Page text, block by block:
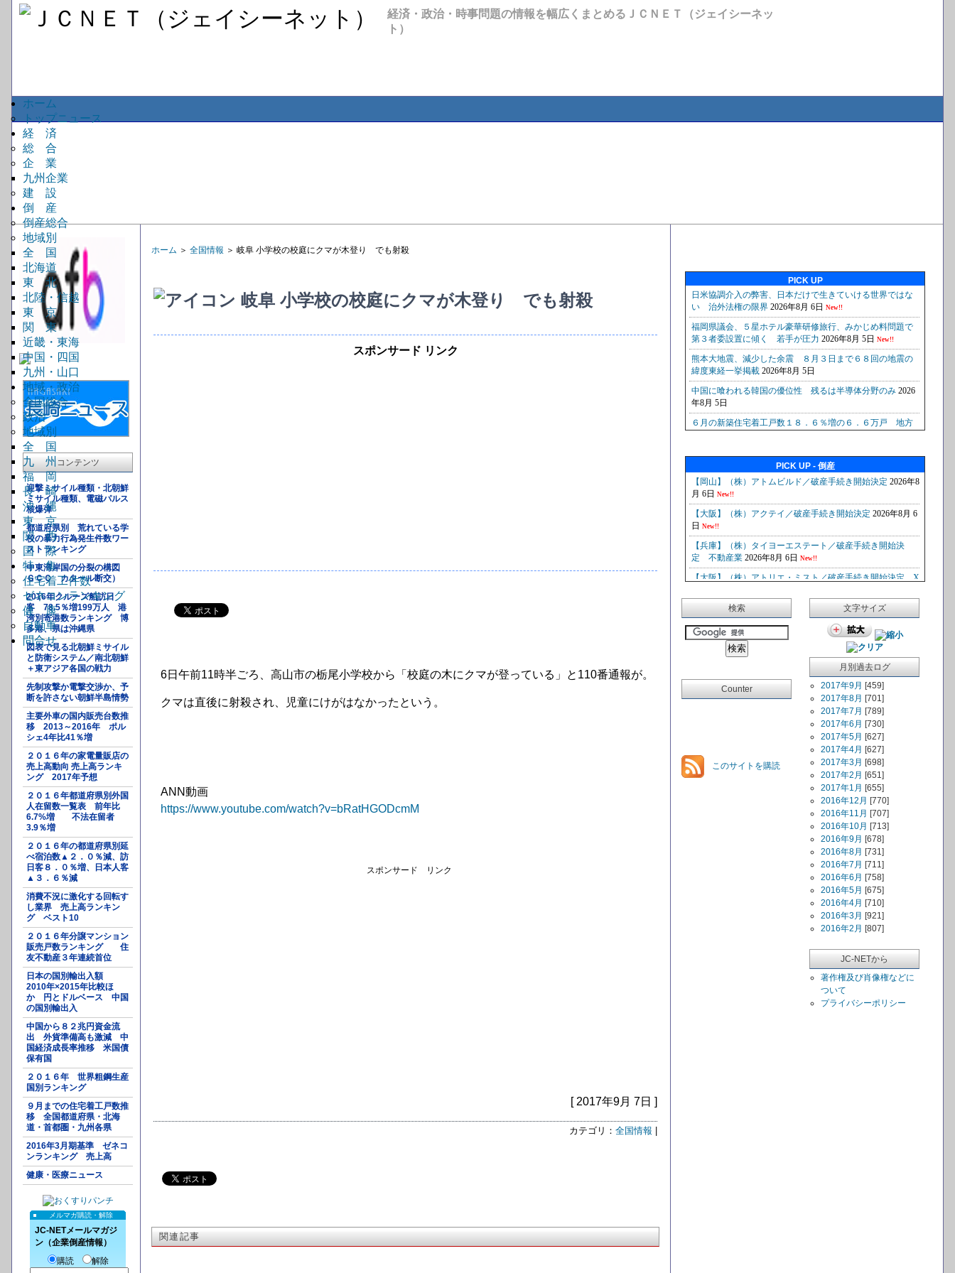
経済・政治・時事問題の情報を幅広くまとめるＪＣＮＥＴ（ジェイシーネッ
ト）
ホーム
トップニュース
経 済
総 合
企 業
九州企業
建 設
倒 産
倒産総合
地域別
全 国
北海道
東 北
北陸・信越
東 京
関 東
近畿・東海
中国・四国
九州・山口
地域・政治
全国総合
政治
地域別
全 国
九 州
福 岡
長 崎
沖 縄
東 京
関 西
国 際
特 集
住宅着工件数
ゼネコンランキング
健 康
自動車
問合せ
コンテンツ
迎撃ミサイル種類・北朝鮮
ミサイル種類、電磁パルス
核爆弾
都道府県別 荒れている学
校の暴力行為発生件数ワー
ストランキング
中東湾岸国の分裂の構図
ＧＣＣ カタール断交）
2016年クルーズ船訪日
客 78.5％増199万人 港
湾別寄港数ランキング 博
多港、県は沖縄県
図表で見る北朝鮮ミサイル
と防衛システム／南北朝鮮
＋東アジア各国の戦力
先制攻撃か電撃交渉か、予
断を許さない朝鮮半島情勢
主要外車の国内販売台数推
移 2013～2016年 ポル
シェ4年比41％増
２０１６年の家電量販店の
売上高動向 売上高ランキ
ング 2017年予想
２０１６年都道府県別外国
人在留数一覧表 前年比
6.7%増 不法在留者
3.9％増
２０１６年の都道府県別延
べ宿泊数▲２．０％減、訪
日客８．０％増、日本人客
▲３．６％減
消費不況に激化する回転す
し業界 売上高ランキン
グ ベスト10
２０１６年分譲マンション
販売戸数ランキング 住
友不動産３年連続首位
日本の国別輸出入額
2010年×2015年比較ほ
か 円とドルベース 中国
の国別輸出入
中国から８２兆円資金流
出 外貨準備高も激減 中
国経済成長率推移 米国債
保有国
２０１６年 世界粗鋼生産
国別ランキング
９月までの住宅着工戸数推
移 全国都道府県・北海
道・首都圏・九州各県
2016年3月期基準 ゼネコ
ンランキング 売上高
健康・医療ニュース
メルマガ購読・解除
JC-NETメールマガジ
ン（企業倒産情報）
購読
解除
ホーム ＞ 全国情報 ＞ 岐阜 小学校の校庭にクマが木登り でも射殺
岐阜 小学校の校庭にクマが木登り でも射殺
スポンサード リンク
6日午前11時半ごろ、高山市の栃尾小学校から「校庭の木にクマが登っている」と110番通報が。
クマは直後に射殺され、児童にけがはなかったという。
ANN動画
https://www.youtube.com/watch?v=bRatHGODcmM
スポンサード リンク
[ 2017年9月 7日 ]
カテゴリ： 全国情報
関連記事
PICK UP
PICK UP - 倒産
検索
Counter
このサイトを購読
文字サイズ
月別過去ログ
2017年9月 [459]
2017年8月 [701]
2017年7月 [789]
2017年6月 [730]
2017年5月 [627]
2017年4月 [627]
2017年3月 [698]
2017年2月 [651]
2017年1月 [655]
2016年12月 [770]
2016年11月 [707]
2016年10月 [713]
2016年9月 [678]
2016年8月 [731]
2016年7月 [711]
2016年6月 [758]
2016年5月 [675]
2016年4月 [710]
2016年3月 [921]
2016年2月 [807]
JC-NETから
著作権及び肖像権などに
ついて
プライバシーポリシー